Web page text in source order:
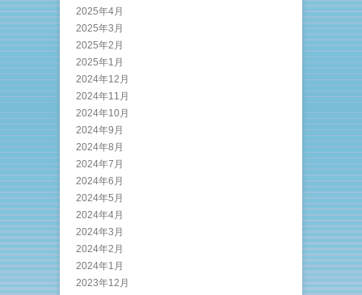
2025年4月
2025年3月
2025年2月
2025年1月
2024年12月
2024年11月
2024年10月
2024年9月
2024年8月
2024年7月
2024年6月
2024年5月
2024年4月
2024年3月
2024年2月
2024年1月
2023年12月